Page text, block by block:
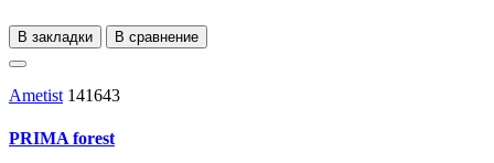
В закладки В сравнение
Ametist 141643
PRIMA forest